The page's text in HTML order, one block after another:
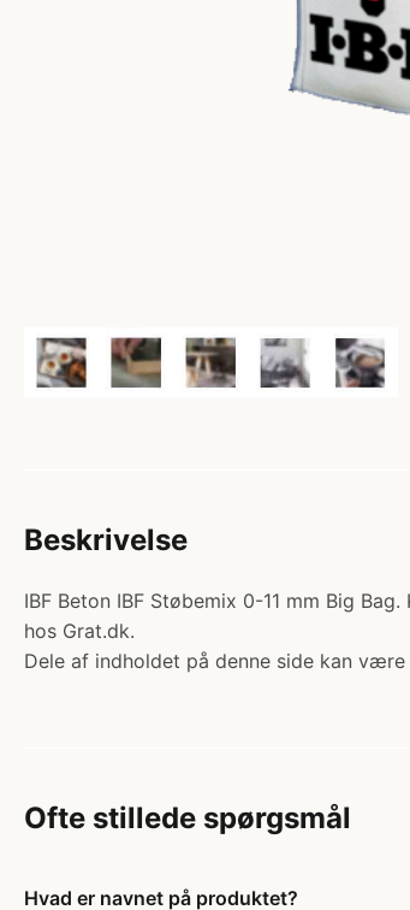
Beskrivelse
IBF Beton IBF Støbemix 0-11 mm Big
hos Grat.dk.
Dele af indholdet på denne side kan
Ofte stillede spørgsmål
Hvad er navnet på produktet?